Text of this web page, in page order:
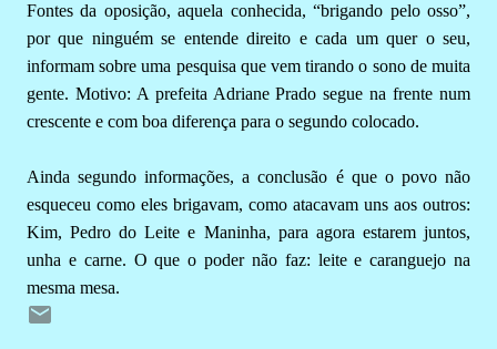
Fontes da oposição, aquela conhecida, “brigando pelo osso”,
por que ninguém se entende direito e cada um quer o seu,
informam sobre uma pesquisa que vem tirando o sono de muita
gente. Motivo: A prefeita Adriane Prado segue na frente num
crescente e com boa diferença para o segundo colocado.
Ainda segundo informações, a conclusão é que o povo não
esqueceu como eles brigavam, como atacavam uns aos outros:
Kim, Pedro do Leite e Maninha, para agora estarem juntos,
unha e carne. O que o poder não faz: leite e caranguejo na
mesma mesa.